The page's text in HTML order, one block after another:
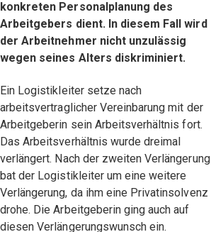
konkreten Personalplanung des
Arbeitgebers dient. In diesem Fall wird
der Arbeitnehmer nicht unzulässig
wegen seines Alters diskriminiert.
Ein Logistikleiter setze nach
arbeitsvertraglicher Vereinbarung mit der
Arbeitgeberin sein Arbeitsverhältnis fort.
Das Arbeitsverhältnis wurde dreimal
verlängert. Nach der zweiten Verlängerung
bat der Logistikleiter um eine weitere
Verlängerung, da ihm eine Privatinsolvenz
drohe. Die Arbeitgeberin ging auch auf
diesen Verlängerungswunsch ein.